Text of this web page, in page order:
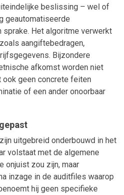
beslissing – wel of
geautomatiseerde
Het algoritme verwerkt
aangiftebedragen,
Bijzondere
afkomst worden niet
ook geen concrete feiten
of een ander onoorbaar
uitgebreid onderbouwd in het
volstaat met de algemene
onjuist zou zijn, maar
inzage in de auditfiles waarop
hij geen specifieke